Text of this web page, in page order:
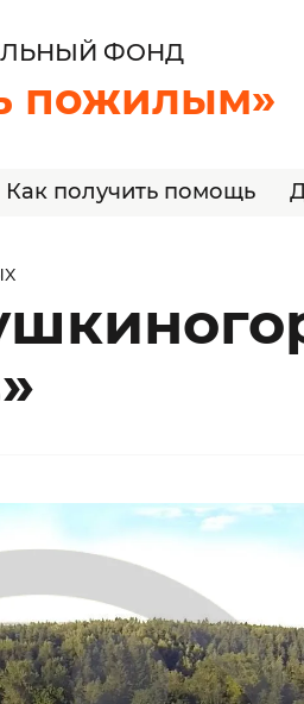
ФОНД
пожилым»
Как получить помощь